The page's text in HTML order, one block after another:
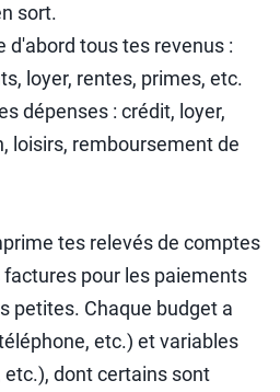
sort.
d'abord tous tes revenus :
loyer, rentes, primes, etc.
dépenses : crédit, loyer,
loisirs, remboursement de
tes relevés de comptes
pour les paiements
petites. Chaque budget a
etc.) et variables
dont certains sont